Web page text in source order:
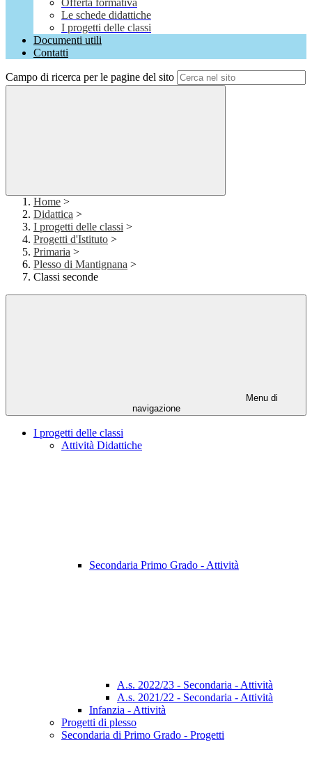
Offerta formativa
Le schede didattiche
I progetti delle classi
Documenti utili
Contatti
Campo di ricerca per le pagine del sito
Home >
Didattica >
I progetti delle classi >
Progetti d'Istituto >
Primaria >
Plesso di Mantignana >
Classi seconde
Menu di
navigazione
I progetti delle classi
Attività Didattiche
Secondaria Primo Grado - Attività
A.s. 2022/23 - Secondaria - Attività
A.s. 2021/22 - Secondaria - Attività
Infanzia - Attività
Progetti di plesso
Secondaria di Primo Grado - Progetti